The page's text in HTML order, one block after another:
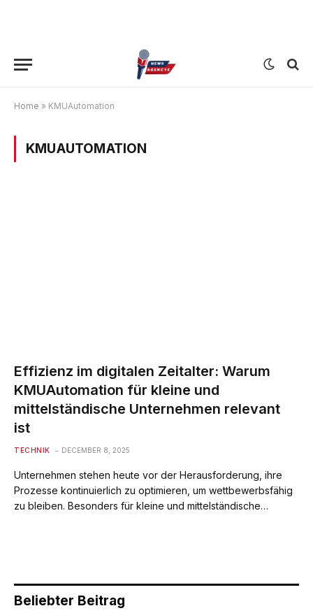
Home » KMUAutomation
KMUAUTOMATION
Effizienz im digitalen Zeitalter: Warum
KMUAutomation für kleine und
mittelständische Unternehmen relevant
ist
TECHNIK DECEMBER 8, 2025
Unternehmen stehen heute vor der Herausforderung, ihre
Prozesse kontinuierlich zu optimieren, um wettbewerbsfähig
zu bleiben. Besonders für kleine und mittelständische…
Beliebter Beitrag